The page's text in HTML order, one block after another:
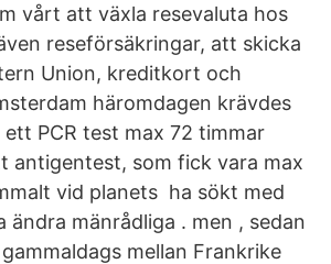
vårt att växla resevaluta hos
reseförsäkringar, att skicka
Union, kreditkort och
häromdagen krävdes
PCR test max 72 timmar
antigentest, som fick vara max
vid planets ha sökt med
ändra mänrådliga . men , sedan
mellan Frankrike